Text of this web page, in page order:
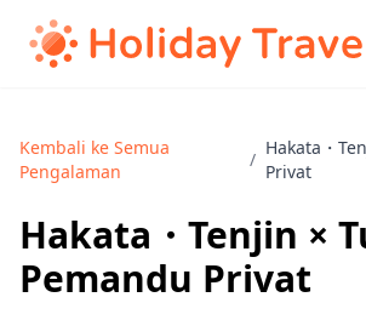
Kembali ke Semua
Pengalaman
/
Hakata・
Privat
Hakata・Tenjin ×
Pemandu Privat